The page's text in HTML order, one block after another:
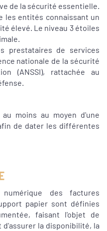
de la sécurité essentielle.
les entités connaissant un
élevé. Le niveau 3 étoiles
prestataires de services
nationale de la sécurité
(ANSSI), rattachée au
moins au moyen d'une
de dater les différentes
des factures
papier sont définies
faisant l'objet de
la disponibilité, la